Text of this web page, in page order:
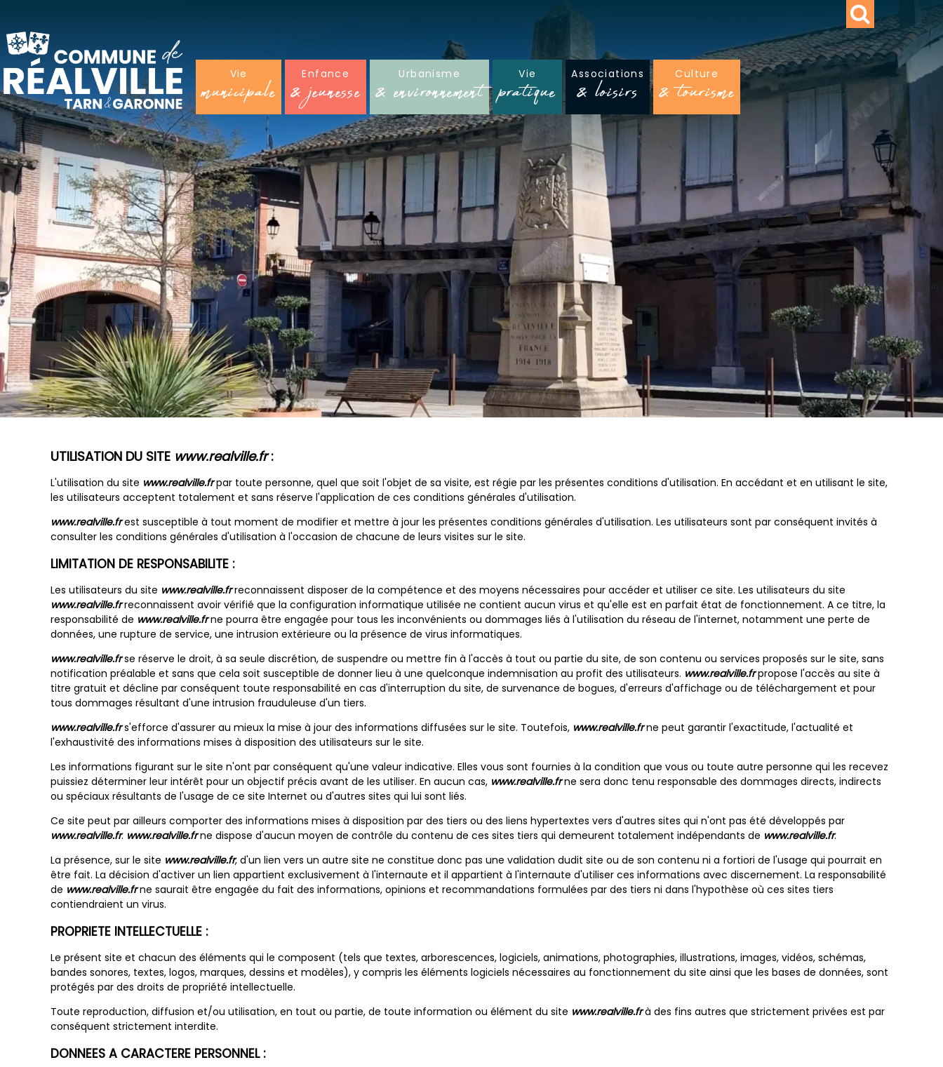
Vie
municipale Enfance
& jeunesse Urbanisme
& environnement Vie
pratique Associations
& loisirs Culture
& tourisme
UTILISATION DU SITE www.realville.fr:
L'utilisation du site www.realville.frpar toute personne, quel que soit l'objet de sa visite, est régie par les présentes conditions d'utilisation. En accédant et en utilisant le site,
les utilisateurs acceptent totalement et sans réserve l'application de ces conditions générales d'utilisation.
www.realville.frest susceptible à tout moment de modifier et mettre à jour les présentes conditions générales d'utilisation. Les utilisateurs sont par conséquent invités à
consulter les conditions générales d'utilisation à l'occasion de chacune de leurs visites sur le site.
LIMITATION DE RESPONSABILITE :
Les utilisateurs du site www.realville.frreconnaissent disposer de la compétence et des moyens nécessaires pour accéder et utiliser ce site. Les utilisateurs du site
www.realville.frreconnaissent avoir vérifié que la configuration informatique utilisée ne contient aucun virus et qu'elle est en parfait état de fonctionnement. A ce titre, la
responsabilité de www.realville.frne pourra être engagée pour tous les inconvénients ou dommages liés à l'utilisation du réseau de l'internet, notamment une perte de
données, une rupture de service, une intrusion extérieure ou la présence de virus informatiques.
www.realville.frse réserve le droit, à sa seule discrétion, de suspendre ou mettre fin à l'accès à tout ou partie du site, de son contenu ou services proposés sur le site, sans
notification préalable et sans que cela soit susceptible de donner lieu à une quelconque indemnisation au profit des utilisateurs. www.realville.frpropose l'accès au site à
titre gratuit et décline par conséquent toute responsabilité en cas d'interruption du site, de survenance de bogues, d'erreurs d'affichage ou de téléchargement et pour
tous dommages résultant d'une intrusion frauduleuse d'un tiers.
www.realville.frs'efforce d'assurer au mieux la mise à jour des informations diffusées sur le site. Toutefois, www.realville.frne peut garantir l'exactitude, l'actualité et
l'exhaustivité des informations mises à disposition des utilisateurs sur le site.
Les informations figurant sur le site n'ont par conséquent qu'une valeur indicative. Elles vous sont fournies à la condition que vous ou toute autre personne qui les recevez
puissiez déterminer leur intérêt pour un objectif précis avant de les utiliser. En aucun cas, www.realville.frne sera donc tenu responsable des dommages directs, indirects
ou spéciaux résultants de l'usage de ce site Internet ou d'autres sites qui lui sont liés.
Ce site peut par ailleurs comporter des informations mises à disposition par des tiers ou des liens hypertextes vers d'autres sites qui n'ont pas été développés par
www.realville.fr. www.realville.frne dispose d'aucun moyen de contrôle du contenu de ces sites tiers qui demeurent totalement indépendants de www.realville.fr.
La présence, sur le site www.realville.fr, d'un lien vers un autre site ne constitue donc pas une validation dudit site ou de son contenu ni a fortiori de l'usage qui pourrait en
être fait. La décision d'activer un lien appartient exclusivement à l'internaute et il appartient à l'internaute d'utiliser ces informations avec discernement. La responsabilité
de www.realville.frne saurait être engagée du fait des informations, opinions et recommandations formulées par des tiers ni dans l'hypothèse où ces sites tiers
contiendraient un virus.
PROPRIETE INTELLECTUELLE :
Le présent site et chacun des éléments qui le composent (tels que textes, arborescences, logiciels, animations, photographies, illustrations, images, vidéos, schémas,
bandes sonores, textes, logos, marques, dessins et modèles), y compris les éléments logiciels nécessaires au fonctionnement du site ainsi que les bases de données, sont
protégés par des droits de propriété intellectuelle.
Toute reproduction, diffusion et/ou utilisation, en tout ou partie, de toute information ou élément du site www.realville.frà des fins autres que strictement privées est par
conséquent strictement interdite.
DONNEES A CARACTERE PERSONNEL :